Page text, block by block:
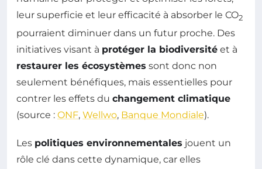
leur superficie et leur efficacité à absorber le CO2
pourraient diminuer dans un futur proche. Des
initiatives visant à protéger la biodiversité et à
restaurer les écosystèmes sont donc non
seulement bénéfiques, mais essentielles pour
contrer les effets du changement climatique
(source : ONF, Wellwo, Banque Mondiale).
Les politiques environnementales jouent un
rôle clé dans cette dynamique, car elles